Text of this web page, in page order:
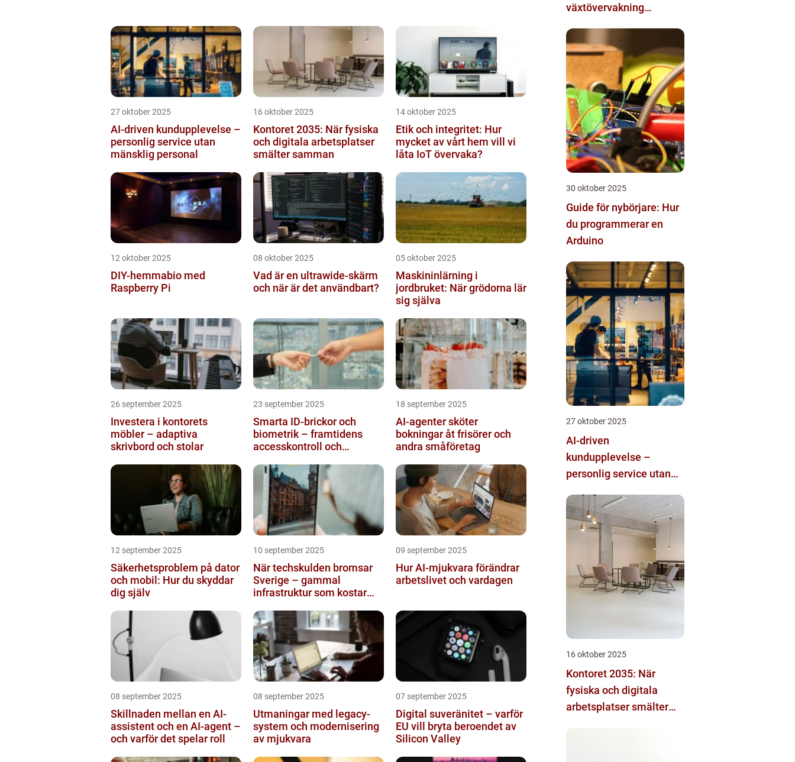
27 oktober 2025
AI-driven kundupplevelse –
personlig service utan
mänsklig personal
16 oktober 2025
Kontoret 2035: När fysiska
och digitala arbetsplatser
smälter samman
14 oktober 2025
Etik och integritet: Hur
mycket av vårt hem vill vi
låta IoT övervaka?
12 oktober 2025
DIY-hemmabio med
Raspberry Pi
08 oktober 2025
Vad är en ultrawide-skärm
och när är det användbart?
05 oktober 2025
Maskininlärning i
jordbruket: När grödorna lär
sig själva
26 september 2025
Investera i kontorets
möbler – adaptiva
skrivbord och stolar
23 september 2025
Smarta ID-brickor och
biometrik – framtidens
accesskontroll och
18 september 2025
AI-agenter sköter
bokningar åt frisörer och
andra småföretag
12 september 2025
Säkerhetsproblem på dator
och mobil: Hur du skyddar
dig själv
10 september 2025
När techskulden bromsar
Sverige – gammal
infrastruktur som kostar
09 september 2025
Hur AI-mjukvara förändrar
arbetslivet och vardagen
08 september 2025
Skillnaden mellan en AI-
assistent och en AI-agent –
och varför det spelar roll
08 september 2025
Utmaningar med legacy-
system och modernisering
av mjukvara
07 september 2025
Digital suveränitet – varför
EU vill bryta beroendet av
Silicon Valley
växtövervakning
30 oktober 2025
Guide för nybörjare: Hur
du programmerar en
Arduino
27 oktober 2025
AI-driven
kundupplevelse –
personlig service utan
16 oktober 2025
Kontoret 2035: När
fysiska och digitala
arbetsplatser smälter